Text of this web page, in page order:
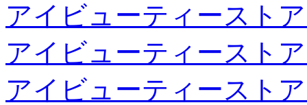
アイビューティースト
アイビューティースト
アイビューティースト